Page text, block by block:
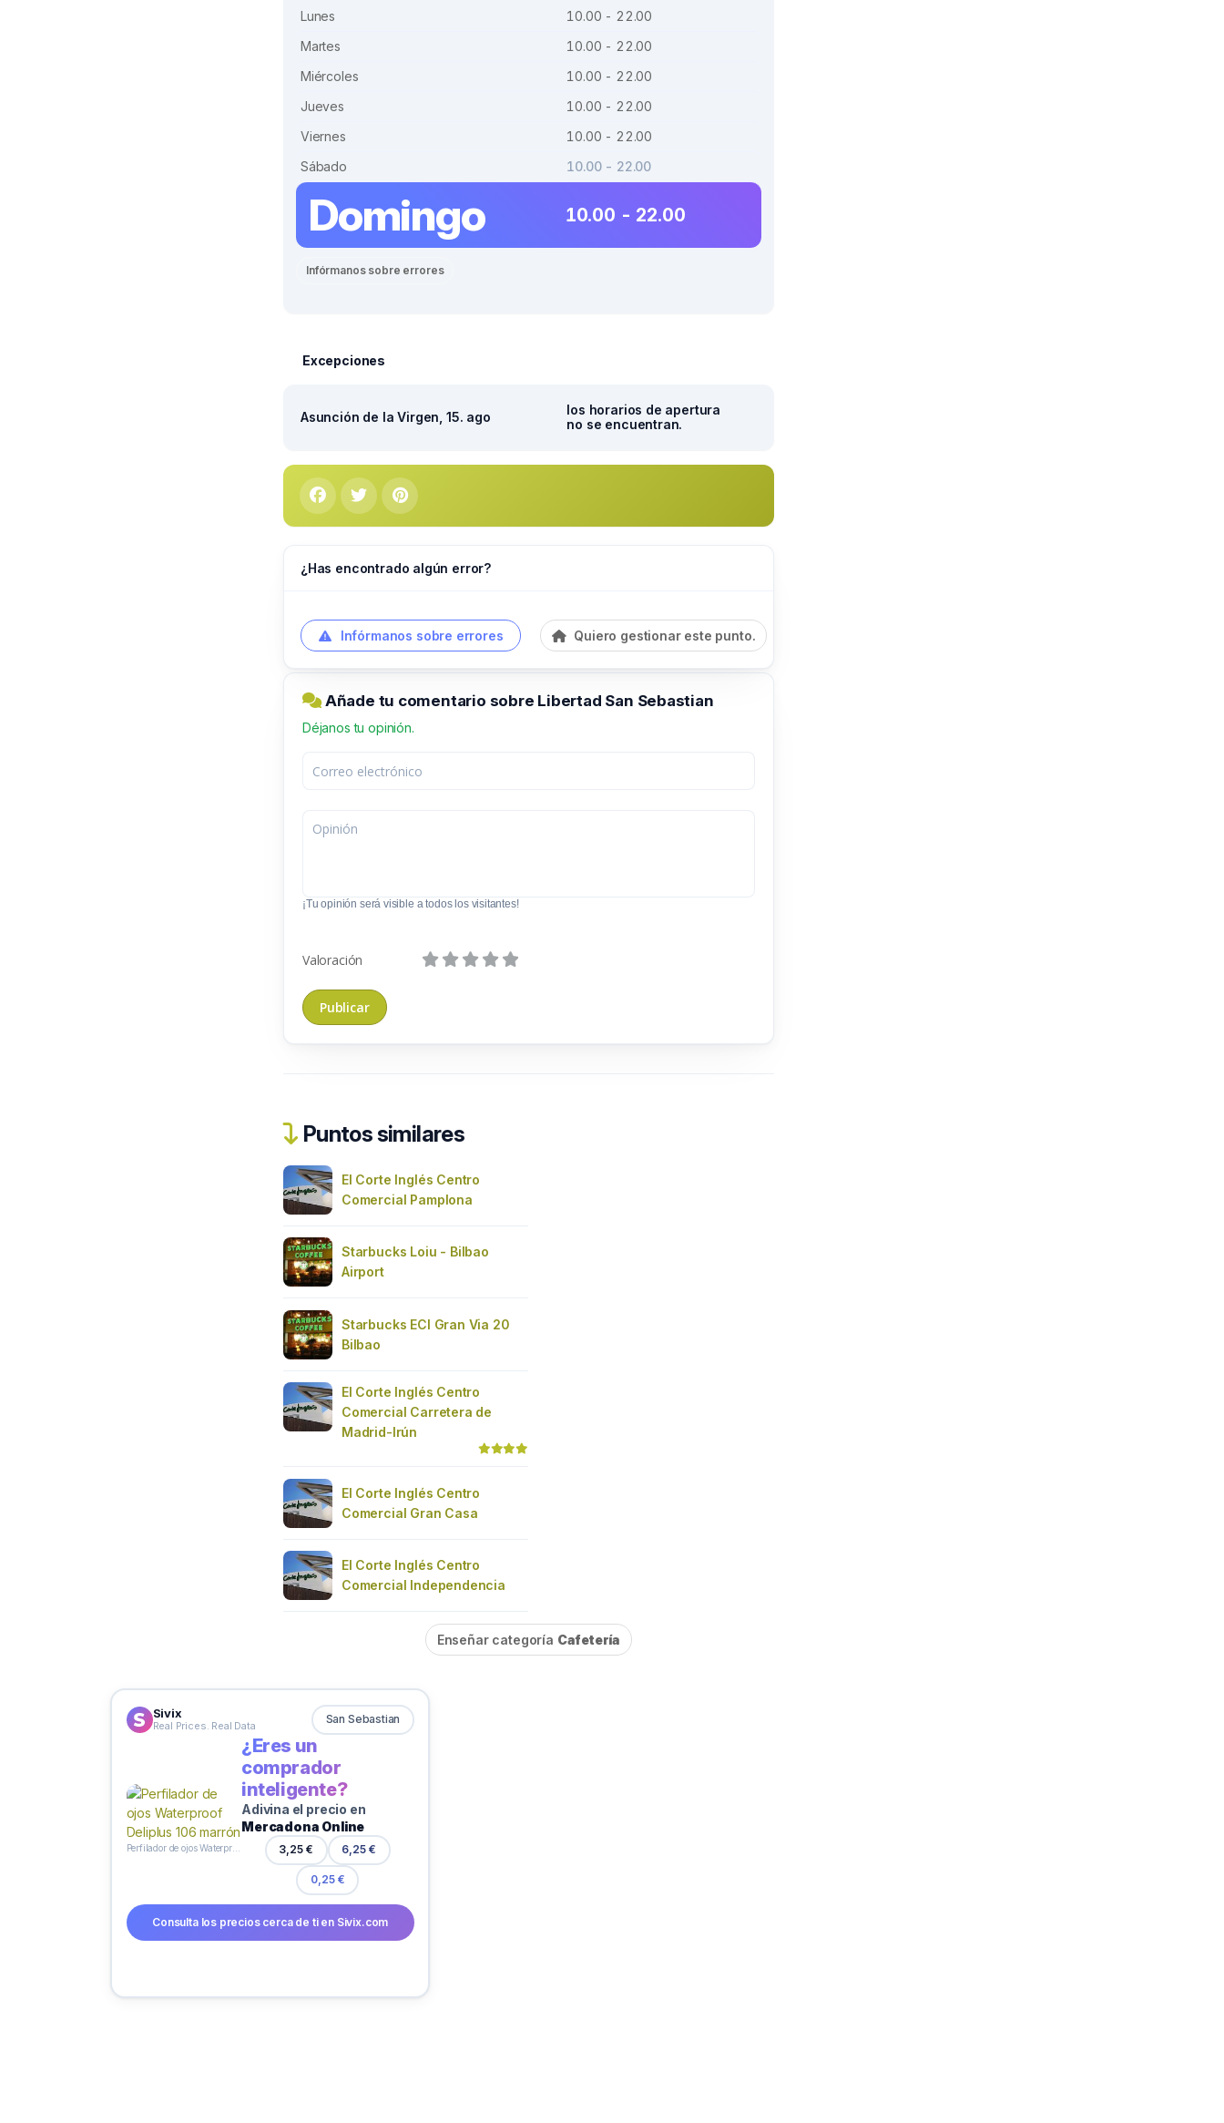
Lunes
10.00 - 22.00
Martes
10.00 - 22.00
Miércoles
10.00 - 22.00
Jueves
10.00 - 22.00
Viernes
10.00 - 22.00
Sábado
10.00 - 22.00
Domingo 10.00 - 22.00
Infórmanos sobre errores
Excepciones
Asunción de la Virgen, 15. ago
los horarios de apertura
no se encuentran.
¿Has encontrado algún error?
Infórmanos sobre errores Quiero gestionar este punto.
Añade tu comentario sobre Libertad San Sebastian
Déjanos tu opinión.
¡Tu opinión será visible a todos los visitantes!
Valoración
Puntos similares
El Corte Inglés Centro
Comercial Pamplona
Starbucks Loiu - Bilbao
Airport
Starbucks ECI Gran Via 20
Bilbao
El Corte Inglés Centro
Comercial Carretera de
Madrid-Irún
El Corte Inglés Centro
Comercial Gran Casa
El Corte Inglés Centro
Comercial Independencia
Enseñar categoría Cafetería
Sivix
Real Prices. Real Data San Sebastian
Perfilador de ojos Waterproof Deliplus 106 marrón
¿Eres un
comprador
inteligente?
Adivina el precio en
Mercadona Online
3,25 € 6,25 €
0,25 €
Consulta los precios cerca de ti en Sivix.com